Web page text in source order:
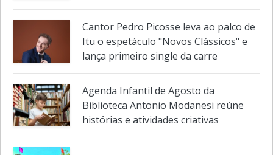
Cantor Pedro Picosse leva ao palco de
Itu o espetáculo "Novos Clássicos" e
lança primeiro single da carre
Agenda Infantil de Agosto da
Biblioteca Antonio Modanesi reúne
histórias e atividades criativas